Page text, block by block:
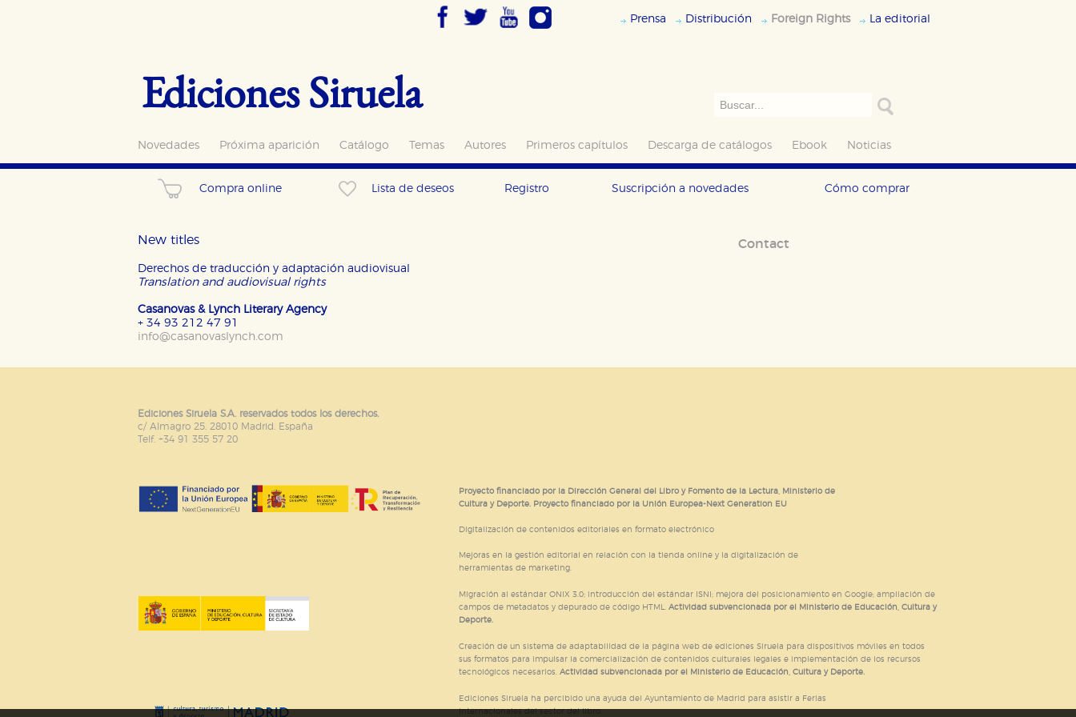
Prensa Distribución Foreign Rights La editorial
Ediciones Siruela
Novedades Próxima aparición Catálogo Temas Autores Primeros capítulos Descarga de catálogos Ebook Noticias
Compra online Lista de deseos Registro Suscripción a novedades Cómo comprar
New titles
Derechos de traducción y adaptación audiovisual
Translation and audiovisual rights
Casanovas & Lynch Literary Agency
+ 34 93 212 47 91
info@casanovaslynch.com
Contact
Ediciones Siruela S.A. reservados todos los derechos.
c/ Almagro 25. 28010 Madrid. España
Telf. +34 91 355 57 20
Proyecto financiado por la Dirección General del Libro y Fomento de la Lectura, Ministerio de
Cultura y Deporte. Proyecto financiado por la Unión Europea-Next Generation EU
Digitalización de contenidos editoriales en formato electrónico
Mejoras en la gestión editorial en relación con la tienda online y la digitalización de
herramientas de marketing.
Migración al estándar ONIX 3.0; introducción del estándar ISNI; mejora del posicionamiento en Google; ampliación de
campos de metadatos y depurado de código HTML. Actividad subvencionada por el Ministerio de Educación, Cultura y
Deporte.
Creación de un sistema de adaptabilidad de la página web de ediciones Siruela para dispositivos móviles en todos
sus formatos para impulsar la comercialización de contenidos culturales legales e implementación de los recursos
tecnológicos necesarios. Actividad subvencionada por el Ministerio de Educación, Cultura y Deporte.
Ediciones Siruela ha percibido una ayuda del Ayuntamiento de Madrid para asistir a Ferias
Internacionales del sector del libro.
Estas cookies son necesarias para que nuestro sitio web funcione y no es posible deshabilitarlas desde nuestro sistema. Es posible
hacerlo desde el navegador, pero en ese caso es posible que algunas áreas de nuestra web dejen de funcionar correctamente.
Cookies de publicidad y redes sociales
Puede consultar nuestrapolítica de cookies